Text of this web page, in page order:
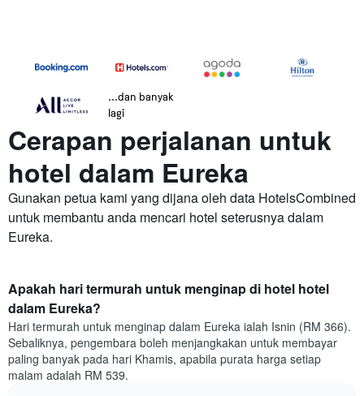
...dan banyak
lagi
Cerapan perjalanan untuk
hotel dalam Eureka
Gunakan petua kami yang dijana oleh data HotelsCombined
untuk membantu anda mencari hotel seterusnya dalam
Eureka.
Apakah hari termurah untuk menginap di hotel hotel
dalam Eureka?
Hari termurah untuk menginap dalam Eureka ialah Isnin (RM 366).
Sebaliknya, pengembara boleh menjangkakan untuk membayar
paling banyak pada hari Khamis, apabila purata harga setiap
malam adalah RM 539.